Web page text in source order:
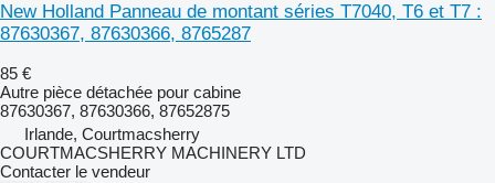
New Holland Panneau de montant séries T7040, T6 et T7 :
87630367, 87630366, 8765287
85 €
Autre pièce détachée pour cabine
87630367, 87630366, 87652875
Irlande, Courtmacsherry
COURTMACSHERRY MACHINERY LTD
Contacter le vendeur